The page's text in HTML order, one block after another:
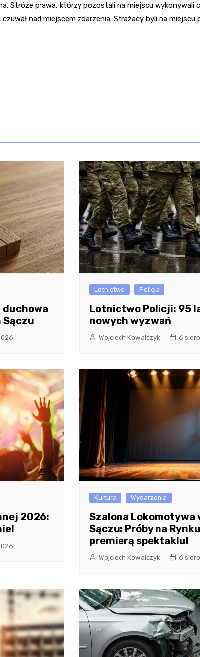
Stróże prawa, którzy pozostali na miejscu wykonywali
nad miejscem zdarzenia. Strażacy byli na miejscu
duchowa
Sączu
Lotnictwo Policja
Lotnictwo Policji: 95
nowych wyzwań
Wojciech Kowalczyk 6
2026:
Kultura Wydarzenia
Szalona Lokomotywa
Sączu: Próby na
premierą spektaklu!
Wojciech Kowalczyk 6